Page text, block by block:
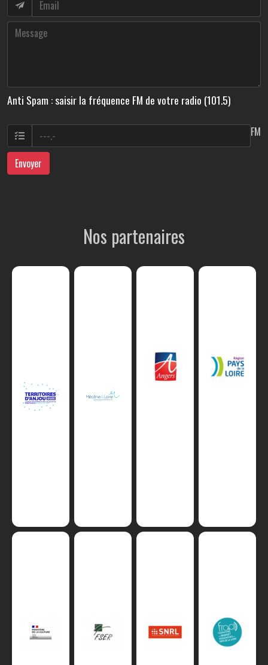
Anti Spam : saisir la fréquence FM de votre radio (101.5)
FM
Envoyer
Nos partenaires